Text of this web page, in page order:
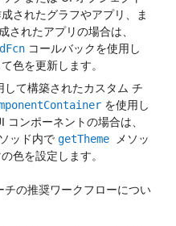
されたグラフやアプリ、ま
されたアプリの場合は、
コールバックを使用し
色を更新します。
て構築されたカスタム チ
を使用し
コンポーネントの場合は、
ッド内で getTheme
メソッ
色を設定します。
の推奨ワークフローについ